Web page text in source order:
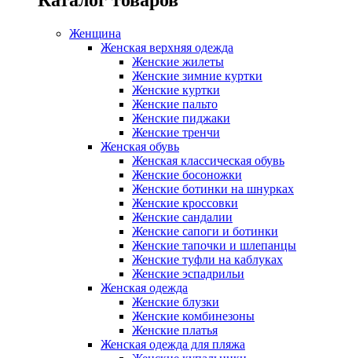
Женщина
Женская верхняя одежда
Женские жилеты
Женские зимние куртки
Женские куртки
Женские пальто
Женские пиджаки
Женские тренчи
Женская обувь
Женская классическая обувь
Женские босоножки
Женские ботинки на шнурках
Женские кроссовки
Женские сандалии
Женские сапоги и ботинки
Женские тапочки и шлепанцы
Женские туфли на каблуках
Женские эспадрильи
Женская одежда
Женские блузки
Женские комбинезоны
Женские платья
Женская одежда для пляжа